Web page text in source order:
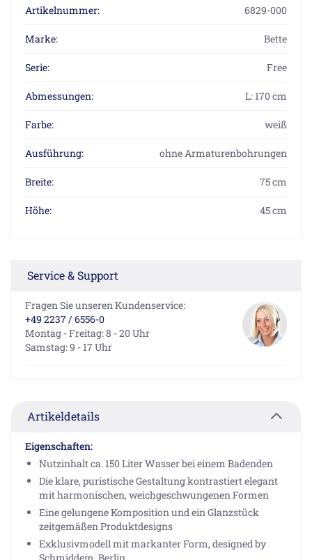
Artikelnummer: 6829-000
Marke: Bette
Serie: Free
Abmessungen: L: 170 cm
Farbe: weiß
Ausführung: ohne Armaturenbohrungen
Breite: 75 cm
Höhe: 45 cm
Service & Support
Fragen Sie unseren Kundenservice:
+49 2237 / 6556-0
Montag - Freitag: 8 - 20 Uhr
Samstag: 9 - 17 Uhr
Artikeldetails
Eigenschaften:
Nutzinhalt ca. 150 Liter Wasser bei einem Badenden
Die klare, puristische Gestaltung kontrastiert elegant
mit harmonischen, weichgeschwungenen Formen
Eine gelungene Komposition und ein Glanzstück
zeitgemäßen Produktdesigns
Exklusivmodell mit markanter Form, designed by